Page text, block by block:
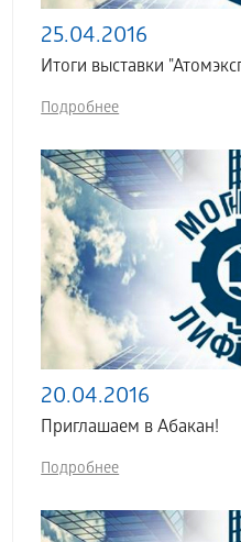
25.04.2016
Итоги выставки
Подробнее
20.04.2016
Приглашаем в Абакан!
Подробнее